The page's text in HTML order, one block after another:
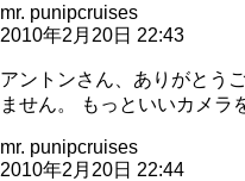
mr. punipcruises
2010年2月20日 22:43
アントンさん、ありがとう
ません。 もっといいカメラ
mr. punipcruises
2010年2月20日 22:44